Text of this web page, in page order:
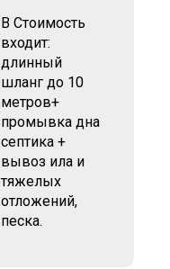
В Стоимость
входит:
длинный
шланг до 10
метров+
промывка дна
септика +
вывоз ила и
тяжелых
отложений,
песка.